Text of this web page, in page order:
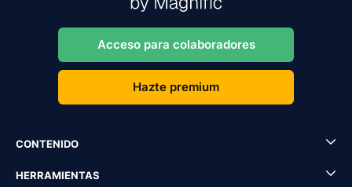
Acceso para colaboradores
Hazte premium
CONTENIDO
HERRAMIENTAS